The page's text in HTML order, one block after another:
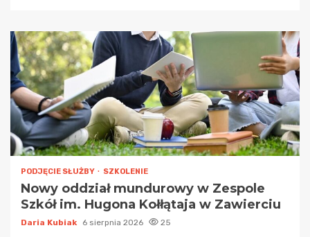
PODJĘCIE SŁUŻBY SZKOLENIE
Nowy oddział mundurowy w Zespole
Szkół im. Hugona Kołłątaja w Zawierciu
Daria Kubiak 6 sierpnia 2026 25